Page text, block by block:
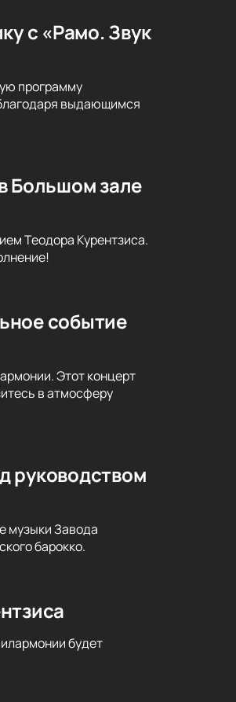
с «Рамо. Звук
программу
выдающимся
Большом зале
Теодора Курентзиса.
событие
Этот концерт
в атмосферу
руководством
музыки Завода
барокко.
будет